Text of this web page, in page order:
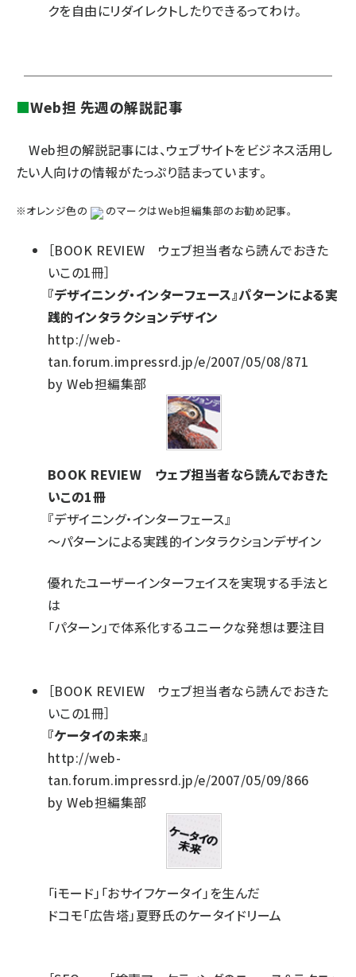
クを自由にリダイレクトしたりできるってわけ。
■Web担 先週の解説記事
Web担の解説記事には、ウェブサイトをビジネス活用し
たい人向けの情報がたっぷり詰まっています。
※オレンジ色の のマークはWeb担編集部のお勧め記事。
［BOOK REVIEW ウェブ担当者なら読んでおきた
いこの1冊］
『デザイニング・インターフェース』パターンによる実
践的インタラクションデザイン
http://web-
tan.forum.impressrd.jp/e/2007/05/08/871
by Web担編集部
BOOK REVIEW ウェブ担当者なら読んでおきた
いこの1冊
『デザイニング・インターフェース』
〜パターンによる実践的インタラクションデザイン
優れたユーザーインターフェイスを実現する手法と
は
「パターン」で体系化するユニークな発想は要注目
［BOOK REVIEW ウェブ担当者なら読んでおきた
いこの1冊］
『ケータイの未来』
http://web-
tan.forum.impressrd.jp/e/2007/05/09/866
by Web担編集部
「iモード」「おサイフケータイ」を生んだ
ドコモ「広告塔」夏野氏のケータイドリーム